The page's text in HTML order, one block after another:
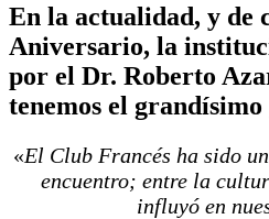
En la actualidad, y de
Aniversario, la
por el Dr. Roberto
tenemos el
«El Club Francés ha sido
encuentro; entre la
influyó en